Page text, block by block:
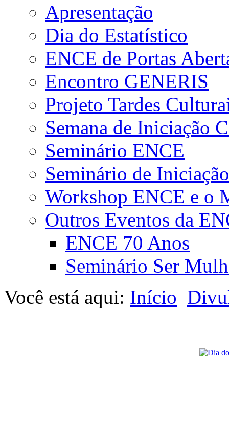
Apresentação
Dia do Estatístico
ENCE de Portas
Encontro GENERIS
Projeto Tardes
Semana de Iniciação
Seminário ENCE
Seminário de
Workshop ENCE e o
Outros Eventos da
ENCE 70 Anos
Seminário Ser
Você está aqui: Início